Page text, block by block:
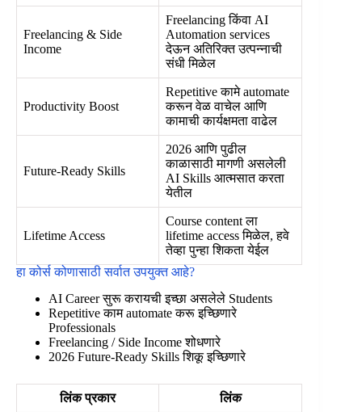
Freelancing & Side
Income
Freelancing किंवा AI
Automation services
देऊन अतिरिक्त उत्पन्नाची
संधी मिळेल
Productivity Boost
Repetitive कामे automate
करून वेळ वाचेल आणि
कामाची कार्यक्षमता वाढेल
Future-Ready Skills
2026 आणि पुढील
काळासाठी मागणी असलेली
AI Skills आत्मसात करता
येतील
Lifetime Access
Course content ला
lifetime access मिळेल, हवे
तेव्हा पुन्हा शिकता येईल
हा कोर्स कोणासाठी सर्वात उपयुक्त आहे?
AI Career सुरू करायची इच्छा असलेले Students
Repetitive काम automate करू इच्छिणारे
Professionals
Freelancing / Side Income शोधणारे
2026 Future-Ready Skills शिकू इच्छिणारे
लिंक प्रकार लिंक